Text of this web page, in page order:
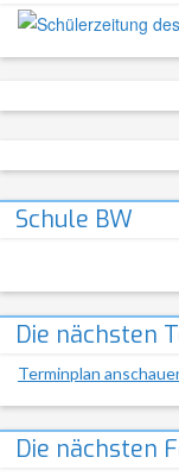
Schule BW
Die nächsten
Terminplan
Die nächsten